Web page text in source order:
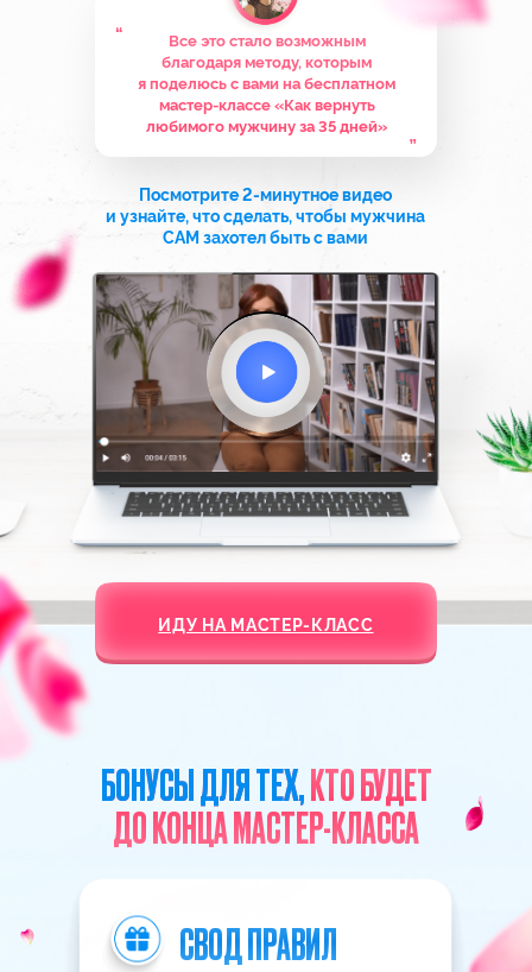
ЖДЕТ АВТОРСКАЯ МОЩНАЯ ОНЛАЙН-
МЕДИТАЦИЯ «ПРИТЯНИ КОНКРЕТНОГО
МУЖЧИНУ ЗА 24 ЧАСА»
ЕЛИЗАВЕТА ВОЛКОВА
Совместное общее поле всех, кто будет
в эфире, многократно усилит эту
медитацию и позволит вам получить
желаемое очень быстро.
Медитации такого уровня я провожу
программах. Вы не найдете их
больше нигде в интернете
“
по трансформации жизничерез
работу с сознанием
и подсознанием.
АВТОР И ВЕДУЩАЯ МАСТЕР-КЛАССА